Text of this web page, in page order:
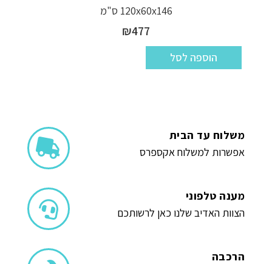
120x60x146 ס"מ
₪477
הוספה לסל
משלוח עד הבית
אפשרות למשלוח אקספרס
מענה טלפוני
הצוות האדיב שלנו כאן לרשותכם
הרכבה